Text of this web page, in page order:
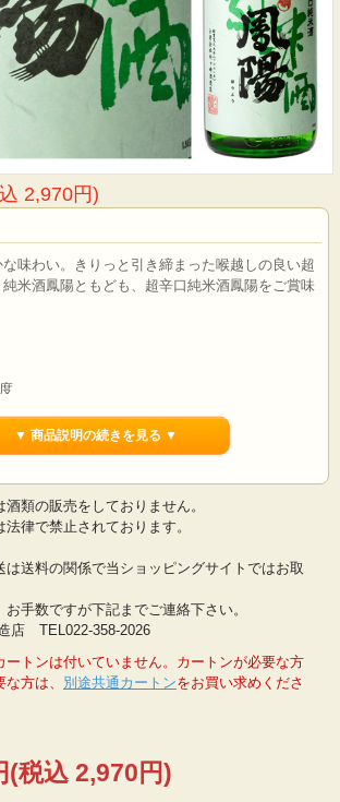
2,970円)
味わい。きりっと引き締まった喉越しの良い超
米酒鳳陽ともども、超辛口純米酒鳳陽をご賞味
▼ 商品説明の続きを見る ▼
類の販売をしておりません。
律で禁止されております。
は送料の関係で当ショッピングサイトではお取
お手数ですが下記までご連絡下さい。
店 TEL022-358-2026
トンは付いていません。カートンが必要な方
方は、 別途共通カートンをお買い求めくださ
(税込 2,970円)